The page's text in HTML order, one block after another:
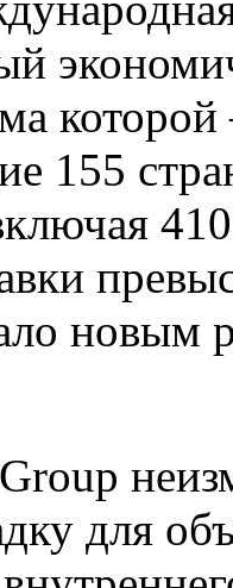
155
новым
для